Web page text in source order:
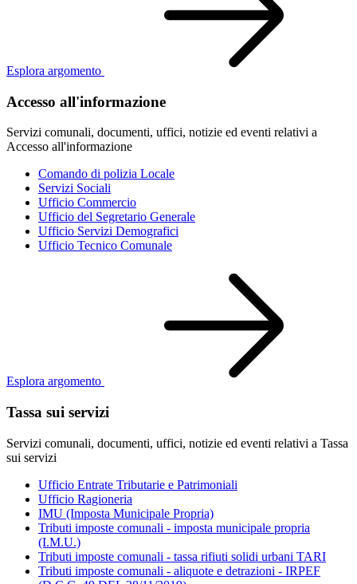
Esplora argomento
Accesso all'informazione
Servizi comunali, documenti, uffici, notizie ed eventi relativi a
Accesso all'informazione
Comando di polizia Locale
Servizi Sociali
Ufficio Commercio
Ufficio del Segretario Generale
Ufficio Servizi Demografici
Ufficio Tecnico Comunale
Esplora argomento
Tassa sui servizi
Servizi comunali, documenti, uffici, notizie ed eventi relativi a Tassa
sui servizi
Ufficio Entrate Tributarie e Patrimoniali
Ufficio Ragioneria
IMU (Imposta Municipale Propria)
Tributi imposte comunali - imposta municipale propria
(I.M.U.)
Tributi imposte comunali - tassa rifiuti solidi urbani TARI
Tributi imposte comunali - aliquote e detrazioni - IRPEF